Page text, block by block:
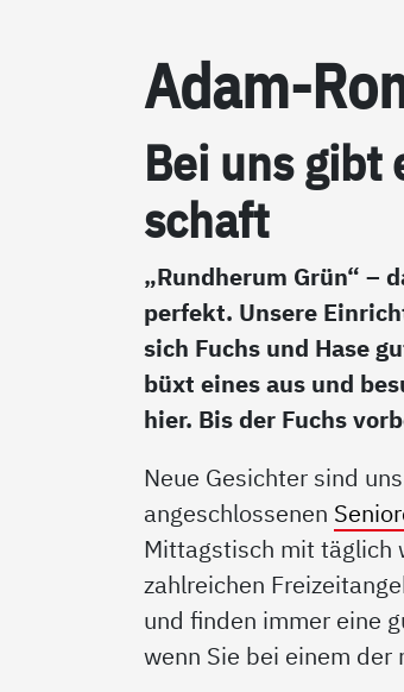
Adam-
Bei uns
schaft
„Rundherum Grün“ –
perfekt. Unsere
sich Fuchs und Hase
büxt eines aus und
hier. Bis der Fuchs
Neue Gesichter sind
angeschlossenen
Mittagstisch mit täglich
zahlreichen
und finden immer eine
wenn Sie bei einem der